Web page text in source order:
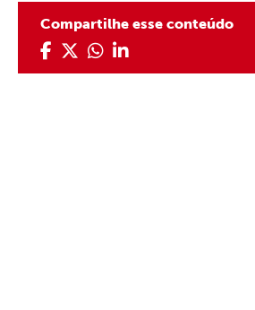
Compartilhe esse conteúdo